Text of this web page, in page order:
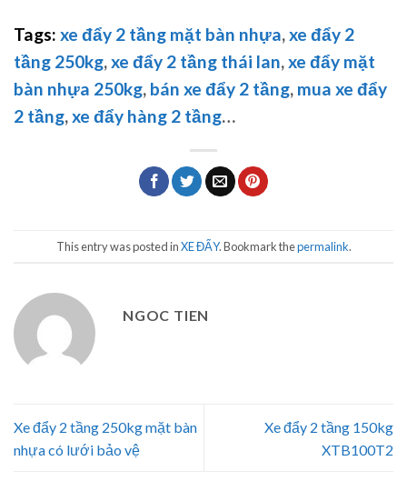
Tags: xe đẩy 2 tầng mặt bàn nhựa,xe đẩy 2
tầng 250kg,xe đẩy 2 tầng thái lan,xe đẩy mặt
bàn nhựa 250kg, bán xe đẩy 2 tầng, mua xe đẩy
2 tầng,xe đẩy hàng 2 tầng…
This entry was posted inXE ĐẨY. Bookmark thepermalink.
NGOC TIEN
Xe đẩy 2 tầng 250kg mặt bàn
nhựa có lưới bảo vệ
Xe đẩy 2 tầng 150kg
XTB100T2